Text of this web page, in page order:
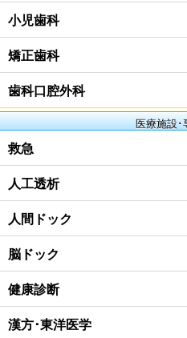
小児歯科
矯正歯科
歯科口腔外科
医療施設･
救急
人工透析
人間ドック
脳ドック
健康診断
漢方･東洋医学